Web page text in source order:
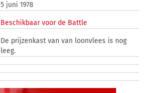
5 juni 1978
Beschikbaar voor de Battle
De prijzenkast van van loonvlees is nog
leeg.